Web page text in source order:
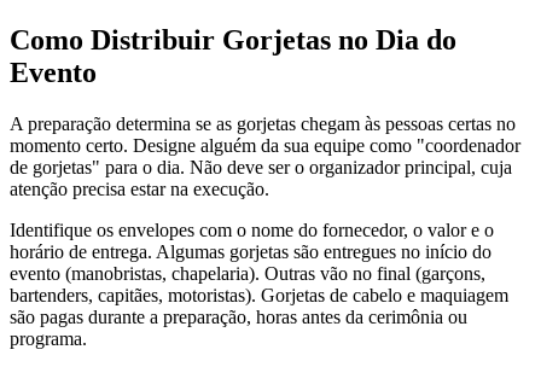
Como Distribuir Gorjetas no Dia do
Evento
A preparação determina se as gorjetas chegam às pessoas certas no
momento certo. Designe alguém da sua equipe como "coordenador
de gorjetas" para o dia. Não deve ser o organizador principal, cuja
atenção precisa estar na execução.
Identifique os envelopes com o nome do fornecedor, o valor e o
horário de entrega. Algumas gorjetas são entregues no início do
evento (manobristas, chapelaria). Outras vão no final (garçons,
bartenders, capitães, motoristas). Gorjetas de cabelo e maquiagem
são pagas durante a preparação, horas antes da cerimônia ou
programa.